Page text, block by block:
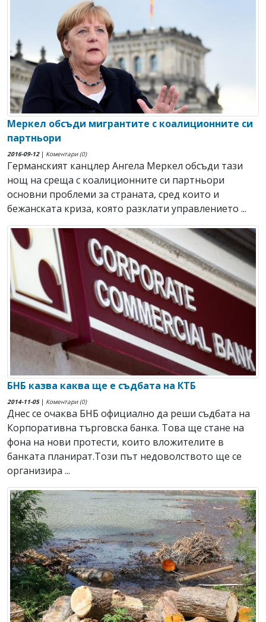
Меркел обсъди мигрантите с коалиционните си
партньори
2016-09-12| Коментари (0)
Германският канцлер Ангела Меркел обсъди тази
нощ на среща с коалиционните си партньори
основни проблеми за страната, сред които и
бежанската криза, която разклати управлението ...
БНБ казва каква ще е съдбата на КТБ
2014-11-05| Коментари (0)
Днес се очаква БНБ официално да реши съдбата на
Корпоративна търговска банка. Това ще стане на
фона на нови протести, които вложителите в
банката планират.Този път недоволството ще се
организира ...